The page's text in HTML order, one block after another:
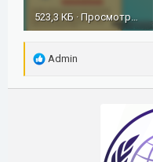
523,3 КБ · Просмотры: 375
Р
а
Admin